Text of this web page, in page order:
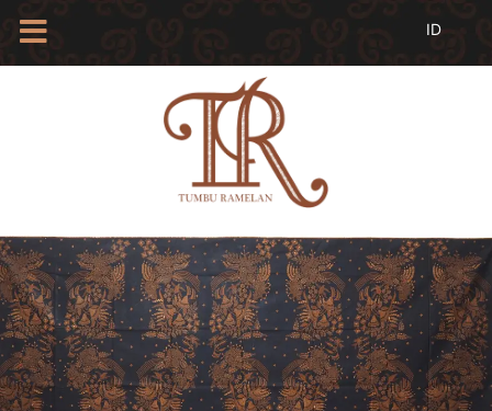
PROFIL
INSAN
BATIK
KAMUS
BATIK
KATALOG
BATIK